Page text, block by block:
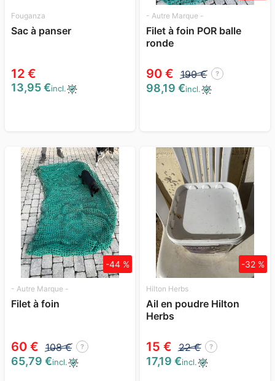
Fouganza
Sac à panser
12 €
13,95 €incl.
- Autre Marque -
Filet à foin POR balle
ronde
90 € 190 € ?
98,19 €incl.
- Autre Marque -
Filet à foin
60 € 108 € ?
-44 %
65,79 €incl.
Hilton Herbs
Ail en poudre Hilton
Herbs
15 € 22 € ?
-32 %
17,19 €incl.